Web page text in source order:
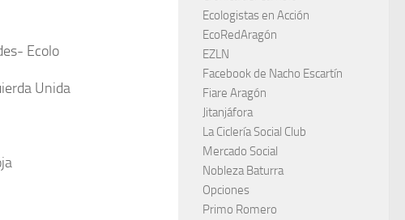
Ecolo
Unida
Ecologistas en Acción
EcoRedAragón
EZLN
Facebook de Nacho Escartín
Fiare Aragón
Jitanjáfora
La Ciclería Social Club
Mercado Social
Nobleza Baturra
Opciones
Primo Romero